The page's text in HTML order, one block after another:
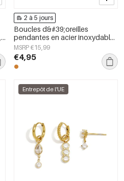
2 à 5 jours
Boucles d&#39;oreilles
pendantes en acier inoxydable,
coquillage, collection Simple
Simple, bijoux pour femmes
MSRP €15,99
€4,95
Entrepôt de l'UE